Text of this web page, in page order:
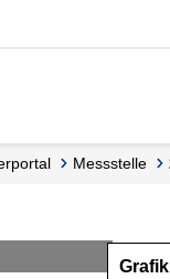
Messstelle
Grafik